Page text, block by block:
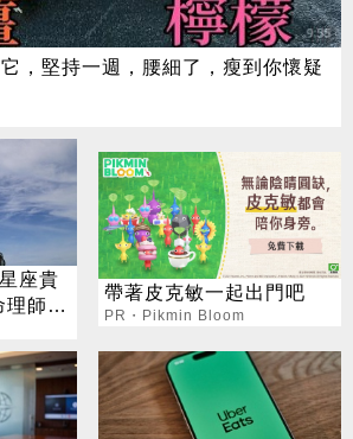
，堅持一週，腰細了，瘦到你懷疑
座貴
理師：
帶著皮克敏一起出門吧
PR・Pikmin Bloom